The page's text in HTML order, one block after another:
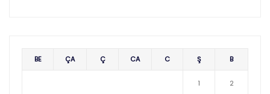
BE ÇA Ç CA C Ş B
1 2